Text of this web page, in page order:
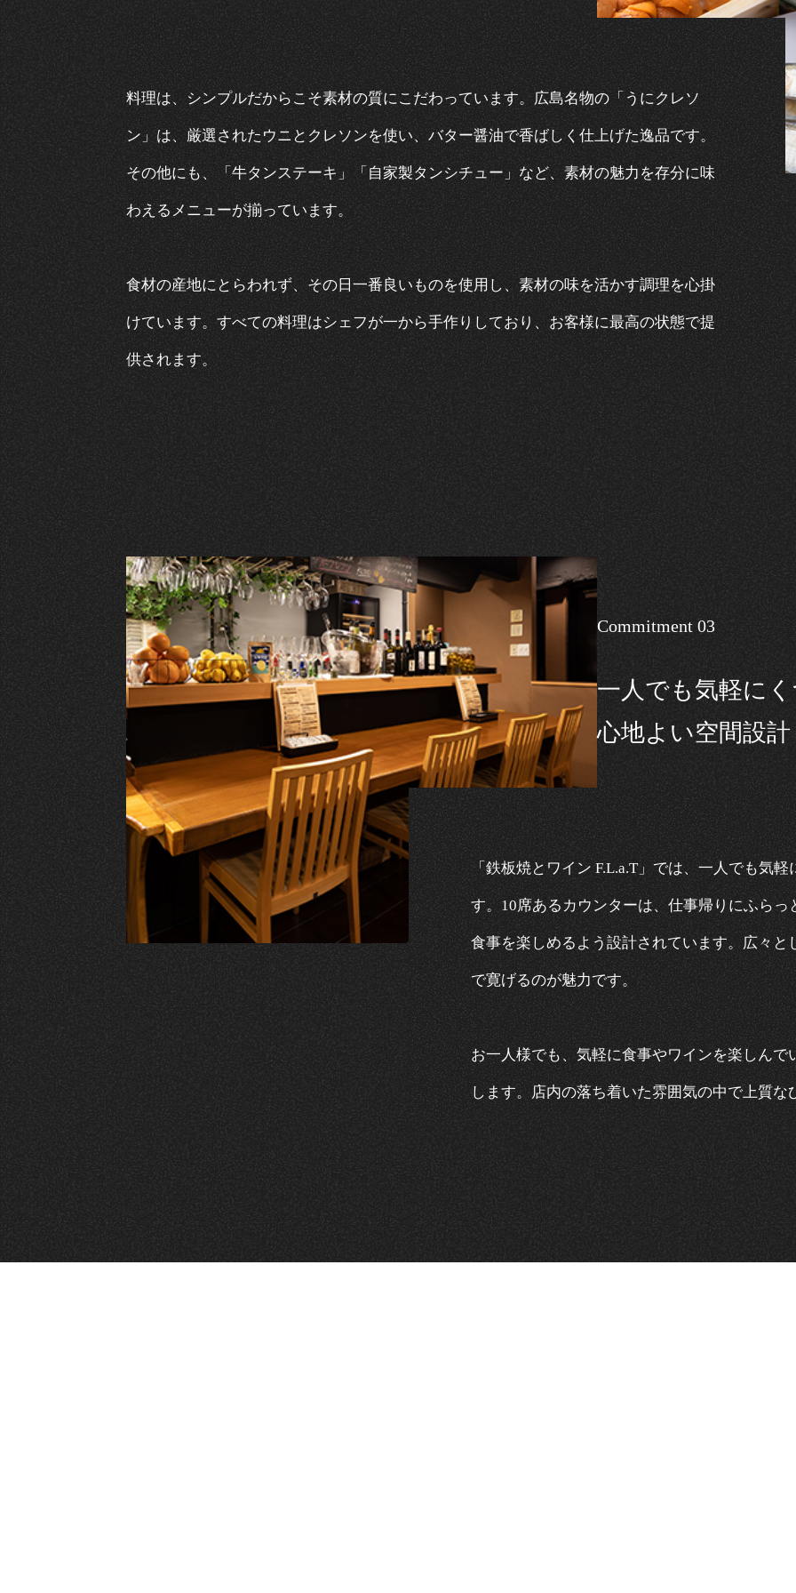
料理は、シンプルだからこそ素材の質にこだわっています。広島名物の「うにクレソ
ン」は、厳選されたウニとクレソンを使い、バター醤油で香ばしく仕上げた逸品です。
その他にも、「牛タンステーキ」「自家製タンシチュー」など、素材の魅力を存分に味
わえるメニューが揃っています。
食材の産地にとらわれず、その日一番良いものを使用し、素材の味を活かす調理を心掛
けています。すべての料理はシェフが一から手作りしており、お客様に最高の状態で提
供されます。​​​​​​​
Commitment 03
一人でも気軽に
心地よい空間設計​​​​​​​
「鉄板焼とワイン F.L.a.T」では、一人でも気
す。10席あるカウンターは、仕事帰りにふら
食事を楽しめるよう設計されています。広々
で寛げるのが魅力です。
お一人様でも、気軽に食事やワインを楽しん
します。店内の落ち着いた雰囲気の中で上質